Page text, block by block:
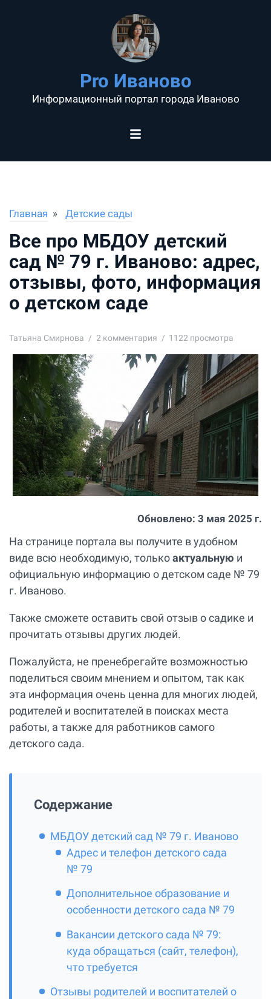
Pro Иваново
Информационный портал города Иваново
Главная Детские сады
Все про МБДОУ детский
сад № 79 г. Иваново: адрес,
отзывы, фото, информация
о детском саде
Татьяна Смирнова 2 комментария 1122 просмотра
Обновлено: 3 мая 2025 г.
На странице портала вы получите в удобном
виде всю необходимую, толькоактуальную и
официальную информацию о детском саде № 79
г. Иваново.
Также сможете оставить свой отзыв о садике и
прочитать отзывы других людей.
Пожалуйста, не пренебрегайте возможностью
поделиться своим мнением и опытом, так как
эта информация очень ценна для многих людей,
родителей и воспитателей в поисках места
работы, а также для работников самого
детского сада.
Содержание
МБДОУ детский сад № 79 г. Иваново
Адрес и телефон детского сада
№ 79
Дополнительное образование и
особенности детского сада № 79
Вакансии детского сада № 79:
куда обращаться (сайт, телефон),
что требуется
Отзывы родителей и воспитателей о